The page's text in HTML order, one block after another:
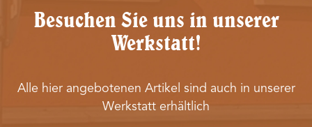
Besuchen Sie uns in unserer
Werkstatt!
Alle hier angebotenen Artikel sind auch in unserer
Werkstatt erhältlich